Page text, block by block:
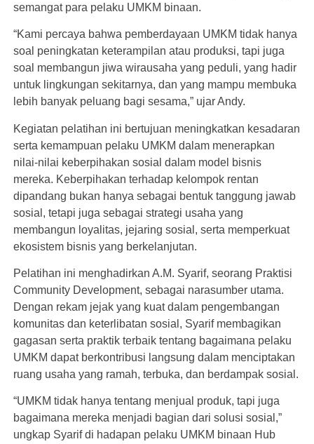
semangat para pelaku UMKM binaan.
“Kami percaya bahwa pemberdayaan UMKM tidak hanya
soal peningkatan keterampilan atau produksi, tapi juga
soal membangun jiwa wirausaha yang peduli, yang hadir
untuk lingkungan sekitarnya, dan yang mampu membuka
lebih banyak peluang bagi sesama,” ujar Andy.
Kegiatan pelatihan ini bertujuan meningkatkan kesadaran
serta kemampuan pelaku UMKM dalam menerapkan
nilai-nilai keberpihakan sosial dalam model bisnis
mereka. Keberpihakan terhadap kelompok rentan
dipandang bukan hanya sebagai bentuk tanggung jawab
sosial, tetapi juga sebagai strategi usaha yang
membangun loyalitas, jejaring sosial, serta memperkuat
ekosistem bisnis yang berkelanjutan.
Pelatihan ini menghadirkan A.M. Syarif, seorang Praktisi
Community Development, sebagai narasumber utama.
Dengan rekam jejak yang kuat dalam pengembangan
komunitas dan keterlibatan sosial, Syarif membagikan
gagasan serta praktik terbaik tentang bagaimana pelaku
UMKM dapat berkontribusi langsung dalam menciptakan
ruang usaha yang ramah, terbuka, dan berdampak sosial.
“UMKM tidak hanya tentang menjual produk, tapi juga
bagaimana mereka menjadi bagian dari solusi sosial,”
ungkap Syarif di hadapan pelaku UMKM binaan Hub